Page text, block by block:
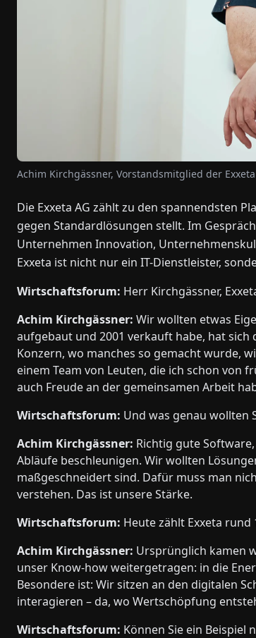
Achim Kirchgässner, Vorstandsmitglied der Exxeta
Die Exxeta AG zählt zu den spannendsten
gegen Standardlösungen stellt. Im
Unternehmen Innovation,
Exxeta ist nicht nur ein IT-Dienstleister,
Wirtschaftsforum: Herr Kirchgässner,
Achim Kirchgässner: Wir wollten etwas
aufgebaut und 2001 verkauft habe, hat
Konzern, wo manches so gemacht wurde,
einem Team von Leuten, die ich schon von
auch Freude an der gemeinsamen Arbeit
Wirtschaftsforum: Und was genau wollten
Achim Kirchgässner: Richtig gute
Abläufe beschleunigen. Wir wollten
maßgeschneidert sind. Dafür muss man
verstehen. Das ist unsere Stärke.
Wirtschaftsforum: Heute zählt Exxeta
Achim Kirchgässner: Ursprünglich kamen
unser Know-how weitergetragen: in die
Besondere ist: Wir sitzen an den digitalen
interagieren – da, wo Wertschöpfung
Wirtschaftsforum: Können Sie ein Beispiel